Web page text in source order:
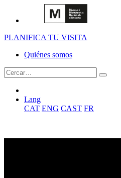
PLANIFICA TU VISITA
Quiénes somos
Lang
CAT ENG CAST FR